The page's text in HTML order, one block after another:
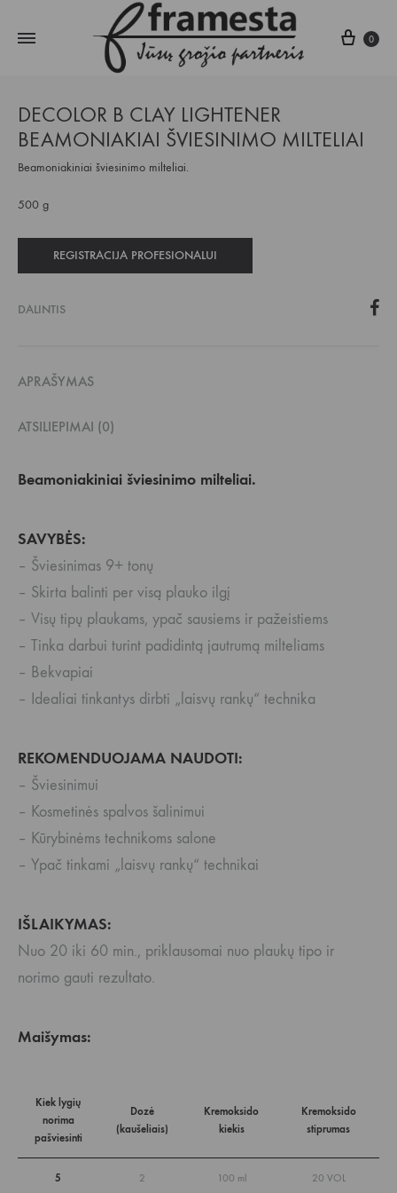
0
DECOLOR B CLAY LIGHTENER
BEAMONIAKIAI ŠVIESINIMO MILTELIAI
Beamoniakiniai šviesinimo milteliai.
500 g
REGISTRACIJA PROFESIONALUI
DALINTIS
APRAŠYMAS
ATSILIEPIMAI (0)
Beamoniakiniai šviesinimo milteliai.
SAVYBĖS:
– Šviesinimas 9+ tonų
– Skirta balinti per visą plauko ilgį
– Visų tipų plaukams, ypač sausiems ir pažeistiems
– Tinka darbui turint padidintą jautrumą milteliams
– Bekvapiai
– Idealiai tinkantys dirbti „laisvų rankų“ technika
REKOMENDUOJAMA NAUDOTI:
– Šviesinimui
– Kosmetinės spalvos šalinimui
– Kūrybinėms technikoms salone
– Ypač tinkami „laisvų rankų“ technikai
IŠLAIKYMAS:
Nuo 20 iki 60 min., priklausomai nuo plaukų tipo ir
norimo gauti rezultato.
Maišymas:
Kiek lygių
norima
pašviesinti
Dozė
(kaušeliais)
Kremoksido
kiekis
Kremoksido
stiprumas
5 2 100 ml 20 VOL